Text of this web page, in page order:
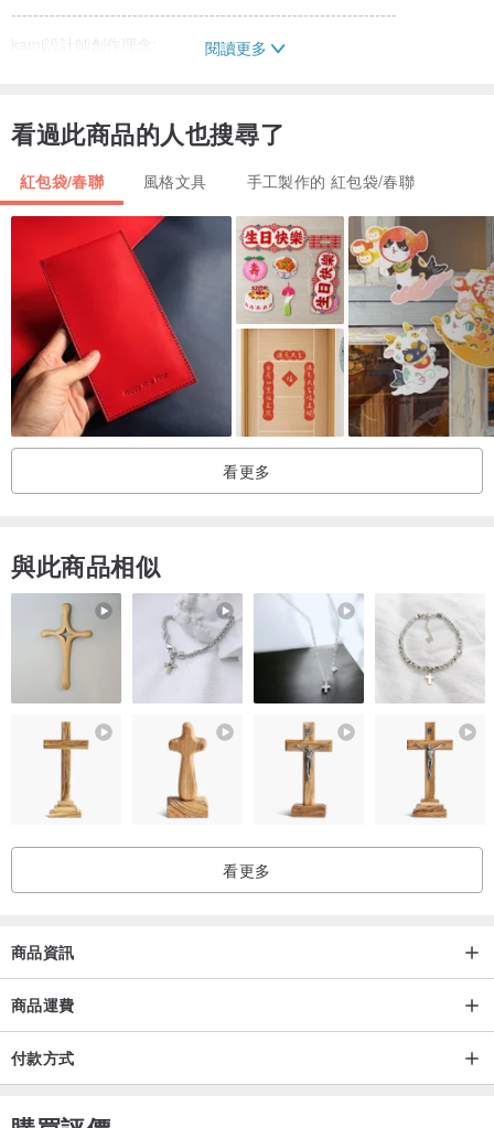
----------------------------------------------------------------------
kami設計師創作理念:
尺寸:約14.8×14.8cm
規格:1張入
插畫&文字:kami
版面設計: kami創作森林
註:本產品沒有香氣、沒有背膠
註:因為不同批次印製，顏色可能略有差異喔!!
閱讀更多
看過此商品的人也搜尋了
紅包袋/春聯 風格文具 手工製作的 紅包袋/春聯
看更多
與此商品相似
看更多
商品資訊
商品運費
付款方式